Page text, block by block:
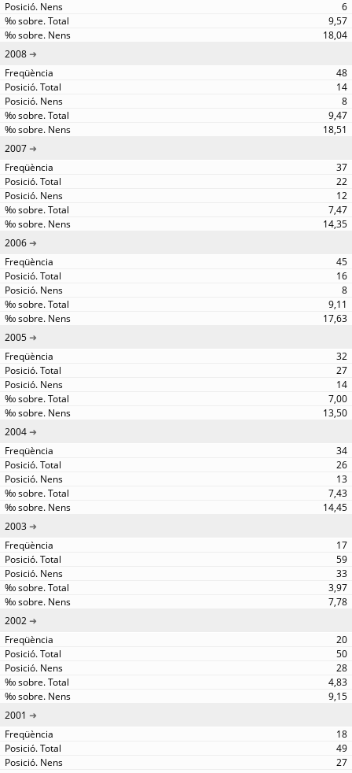
6
9,57
18,04
2008
48
14
8
9,47
18,51
2007
37
22
12
7,47
14,35
2006
45
16
8
9,11
17,63
2005
32
27
14
7,00
13,50
2004
34
26
13
7,43
14,45
2003
17
59
33
3,97
7,78
2002
20
50
28
4,83
9,15
2001
18
49
27